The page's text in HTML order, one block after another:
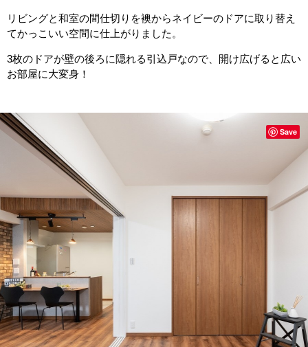
リビングと和室の間仕切りを襖からネイビーのドアに取り替え
てかっこいい空間に仕上がりました。
3枚のドアが壁の後ろに隠れる引込戸なので、開け広げると広い
お部屋に大変身！
Save